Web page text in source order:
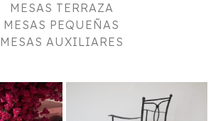
MESAS TERRAZA
MESAS PEQUEÑAS
MESAS AUXILIARES